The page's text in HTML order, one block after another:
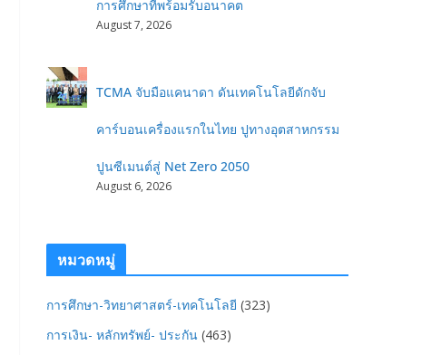
การศึกษาที่พร้อมรับอนาคต
August 7, 2026
TCMA จับมือแคนาดา ดันเทคโนโลยีดักจับ
คาร์บอนเครื่องแรกในไทย ปูทางอุตสาหกรรม
ปูนซีเมนต์สู่ Net Zero 2050
August 6, 2026
หมวดหมู่
การศึกษา-วิทยาศาสตร์-เทคโนโลยี (323)
การเงิน- หลักทรัพย์- ประกัน (463)